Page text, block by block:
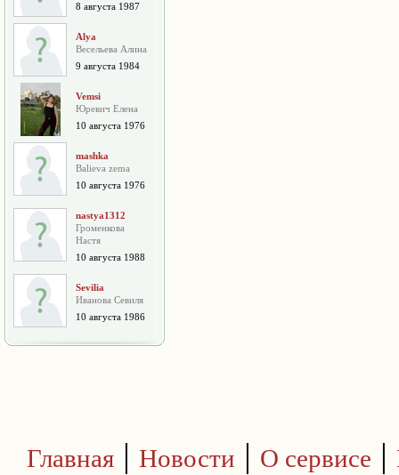
8 августа 1987
Alya
Весельева Алина
9 августа 1984
Vemsi
Юревич Елена
10 августа 1976
mashka
Balieva zema
10 августа 1976
nastya1312
Громенкова
Настя
10 августа 1988
Sevilia
Иванова Севиля
10 августа 1986
Главная | Новости | О сервисе |